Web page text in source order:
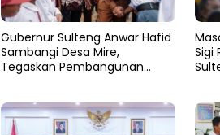
Gubernur Sulteng Anwar Hafid
Sambangi Desa Mire,
Tegaskan Pembangunan
Sigi